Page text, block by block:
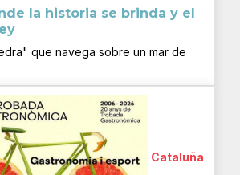
la historia se brinda y el
que navega sobre un mar de
Cataluña